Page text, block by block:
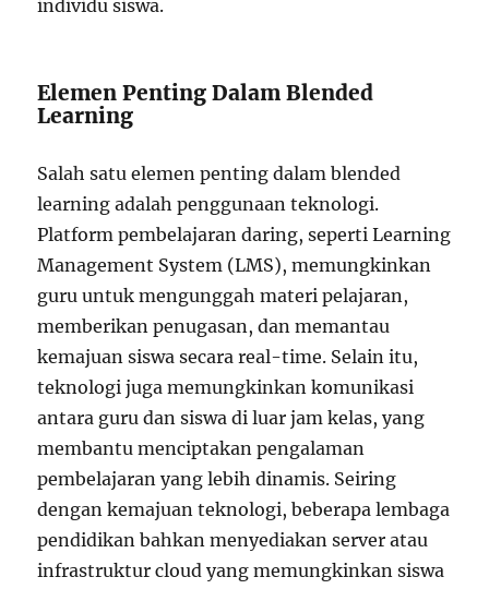
individu siswa.
Elemen Penting Dalam Blended
Learning
Salah satu elemen penting dalam blended
learning adalah penggunaan teknologi.
Platform pembelajaran daring, seperti Learning
Management System (LMS), memungkinkan
guru untuk mengunggah materi pelajaran,
memberikan penugasan, dan memantau
kemajuan siswa secara real-time. Selain itu,
teknologi juga memungkinkan komunikasi
antara guru dan siswa di luar jam kelas, yang
membantu menciptakan pengalaman
pembelajaran yang lebih dinamis. Seiring
dengan kemajuan teknologi, beberapa lembaga
pendidikan bahkan menyediakan server atau
infrastruktur cloud yang memungkinkan siswa